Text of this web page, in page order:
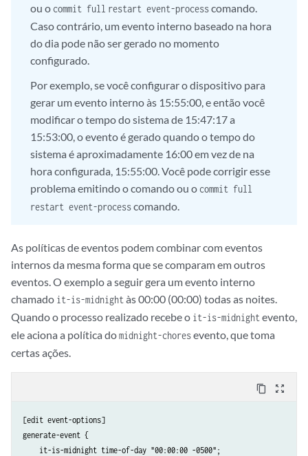
ou o commit full restart event-processcomando.
Caso contrário, um evento interno baseado na hora
do dia pode não ser gerado no momento
configurado.
Por exemplo, se você configurar o dispositivo para
gerar um evento interno às 15:55:00, e então você
modificar o tempo do sistema de 15:47:17 a
15:53:00, o evento é gerado quando o tempo do
sistema é aproximadamente 16:00 em vez de na
hora configurada, 15:55:00. Você pode corrigir esse
problema emitindo o comando ou o commit full
restart event-processcomando.
As políticas de eventos podem combinar com eventos
internos da mesma forma que se comparam em outros
eventos. O exemplo a seguir gera um evento interno
chamado it-is-midnightàs 00:00 (00:00) todas as noites.
Quando o processo realizado recebe o it-is-midnightevento,
ele aciona a política domidnight-choresevento, que toma
certas ações.
content_copy zoom_out_map
[edit event-options]
generate-event {
    it-is-midnight time-of-day "00:00:00 -0500";